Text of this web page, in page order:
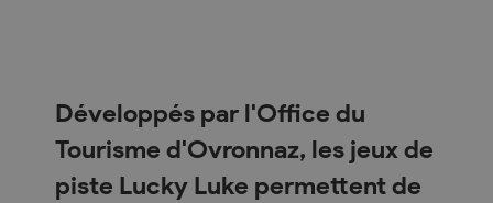
Développés par l'Office du
Tourisme d'Ovronnaz, les jeux de
piste Lucky Luke permettent de